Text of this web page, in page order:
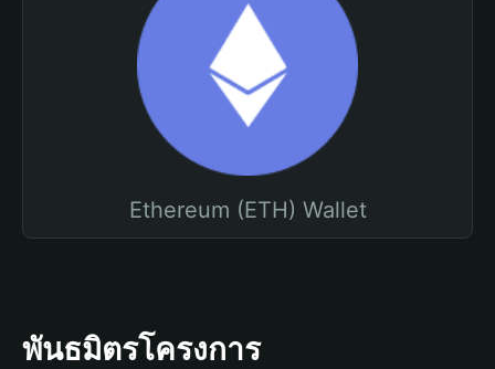
Ethereum (ETH) Wallet
พันธมิตรโครงการ